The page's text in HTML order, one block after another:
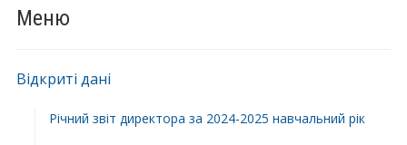
Меню
Відкриті дані
Річний звіт директора за 2024-2025 навчальний рік